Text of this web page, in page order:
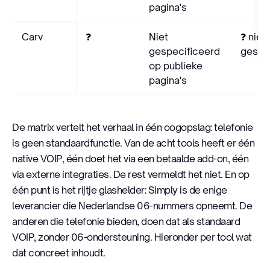
pagina's
Carv ❓
Niet
gespecificeerd
op publieke
pagina's
❓ niet
De matrix vertelt het verhaal in één oogopslag: telefonie
is geen standaardfunctie. Van de acht tools heeft er één
native VOIP, één doet het via een betaalde add-on, één
via externe integraties. De rest vermeldt het niet. En op
één punt is het rijtje glashelder: Simply is de enige
leverancier die Nederlandse 06-nummers opneemt. De
anderen die telefonie bieden, doen dat als standaard
VOIP, zonder 06-ondersteuning. Hieronder per tool wat
dat concreet inhoudt.